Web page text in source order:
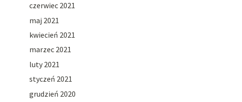
czerwiec 2021
maj 2021
kwiecień 2021
marzec 2021
luty 2021
styczeń 2021
grudzień 2020